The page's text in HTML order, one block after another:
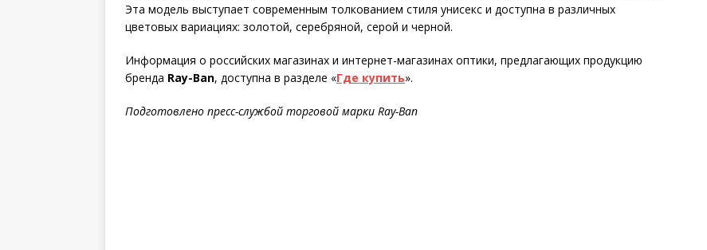
Эта модель выступает современным толкованием стиля унисекс и доступна в различных
цветовых вариациях: золотой, серебряной, серой и черной.
Информация о российских магазинах и интернет-магазинах оптики, предлагающих продукцию
бренда Ray-Ban, доступна в разделе «Где купить».
Подготовлено пресс-службой торговой марки Ray-Ban